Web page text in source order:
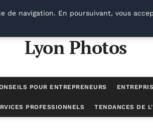
Lyon Photos
POUR ENTREPRENEURS
PROFESSIONNELS TENDANCES DE
de navigation. En poursuivant, vous